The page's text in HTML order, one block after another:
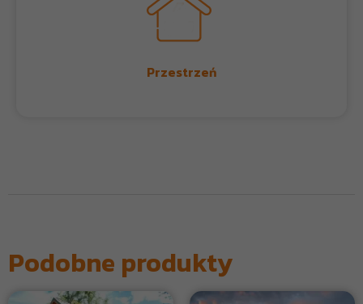
Przestrzeń
Podobne produkty